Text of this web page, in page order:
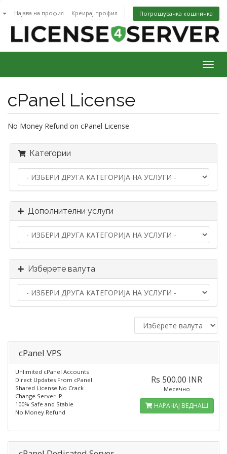
Најава на профил Креирај профил Потрошувачка кошничка
cPanel License
No Money Refund on cPanel License
Категории
Дополнителни услуги
Изберете валута
cPanel VPS
Unlimited cPanel Accounts
Direct Updates From cPanel
Shared License No Crack
Change Server IP
100% Safe and Stable
No Money Refund
Rs 500.00 INR
Месечно
НАРАЧАЈ ВЕДНАШ